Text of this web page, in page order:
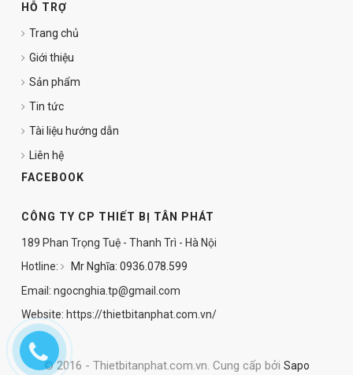
HỖ TRỢ
Trang chủ
Giới thiệu
Sản phẩm
Tin tức
Tài liệu hướng dẫn
Liên hệ
FACEBOOK
CÔNG TY CP THIẾT BỊ TÂN PHÁT
189 Phan Trọng Tuệ - Thanh Trì - Hà Nội
Hotline:
Mr Nghĩa: 0936.078.599
Email: ngocnghia.tp@gmail.com
Website: https://thietbitanphat.com.vn/
© 2016 - Thietbitanphat.com.vn. Cung cấp bởi Sapo